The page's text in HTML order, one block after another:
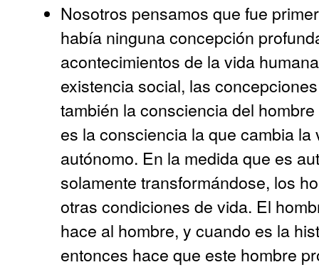
Nosotros pensamos que fue
había ninguna concepción
acontecimientos de la vida
existencia social, las
también la consciencia del
es la consciencia la que cambia
autónomo. En la medida que es
solamente transformándose, los
otras condiciones de vida. El
hace al hombre, y cuando es la
entonces hace que este hombre